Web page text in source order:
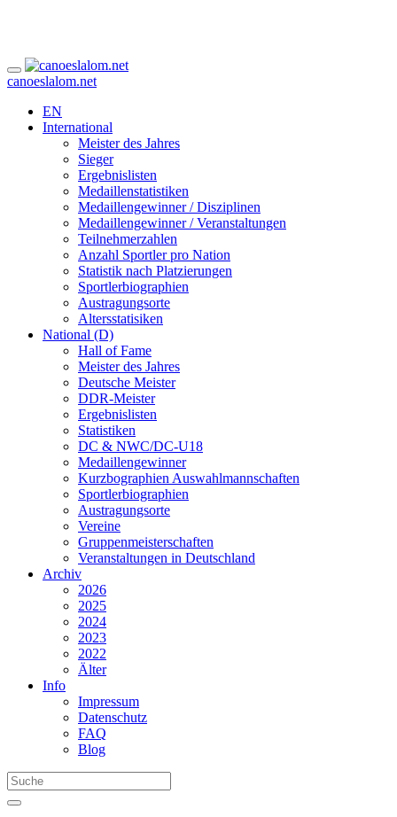
canoeslalom.net
EN
International
Meister des Jahres
Sieger
Ergebnislisten
Medaillenstatistiken
Medaillengewinner / Disziplinen
Medaillengewinner / Veranstaltungen
Teilnehmerzahlen
Anzahl Sportler pro Nation
Statistik nach Platzierungen
Sportlerbiographien
Austragungsorte
Altersstatisiken
National (D)
Hall of Fame
Meister des Jahres
Deutsche Meister
DDR-Meister
Ergebnislisten
Statistiken
DC & NWC/DC-U18
Medaillengewinner
Kurzbographien Auswahlmannschaften
Sportlerbiographien
Austragungsorte
Vereine
Gruppenmeisterschaften
Veranstaltungen in Deutschland
Archiv
2026
2025
2024
2023
2022
Älter
Info
Impressum
Datenschutz
FAQ
Blog